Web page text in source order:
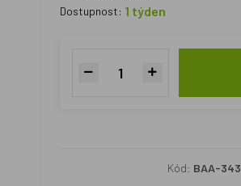
Dostupnost: 1 týden
Kód: BAA-